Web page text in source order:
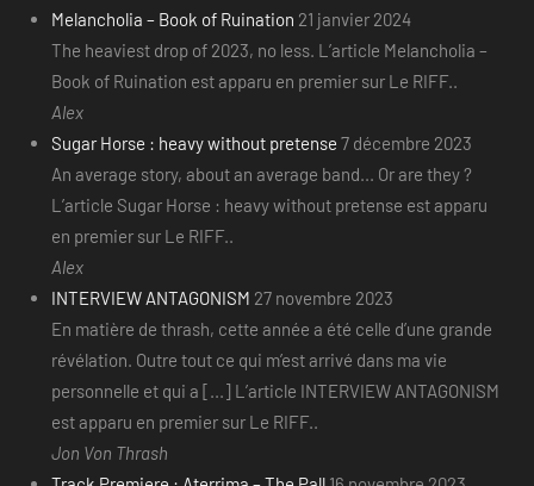
Melancholia – Book of Ruination 21 janvier 2024
The heaviest drop of 2023, no less. L’article Melancholia –
Book of Ruination est apparu en premier sur Le RIFF..
Alex
Sugar Horse : heavy without pretense 7 décembre 2023
An average story, about an average band... Or are they ?
L’article Sugar Horse : heavy without pretense est apparu
en premier sur Le RIFF..
Alex
INTERVIEW ANTAGONISM 27 novembre 2023
En matière de thrash, cette année a été celle d’une grande
révélation. Outre tout ce qui m’est arrivé dans ma vie
personnelle et qui a [...] L’article INTERVIEW ANTAGONISM
est apparu en premier sur Le RIFF..
Jon Von Thrash